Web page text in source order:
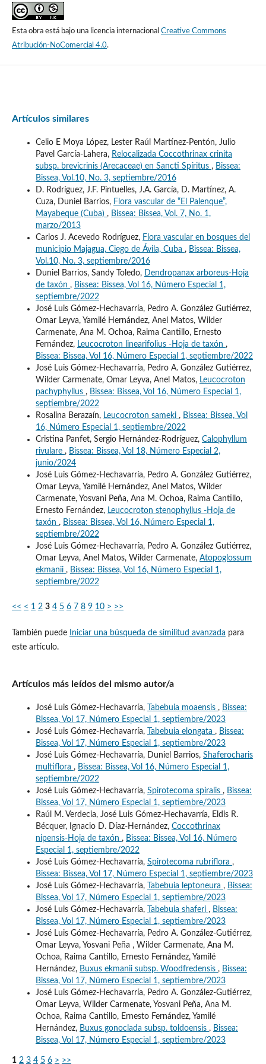
Esta obra está bajo una licencia internacional Creative Commons
Atribución-NoComercial 4.0.
Artículos similares
Celio E Moya López, Lester Raúl Martínez-Pentón, Julio
Pavel García-Lahera, Relocalizada Coccothrinax crinita
subsp. brevicrinis (Arecaceae) en Sancti Spíritus , Bissea:
Bissea, Vol.10, No. 3, septiembre/2016
D. Rodríguez, J.F. Pintuelles, J.A. García, D. Martínez, A.
Cuza, Duniel Barrios, Flora vascular de “El Palenque”,
Mayabeque (Cuba) , Bissea: Bissea, Vol. 7, No. 1,
marzo/2013
Carlos J. Acevedo Rodríguez, Flora vascular en bosques del
municipio Majagua, Ciego de Ávila, Cuba , Bissea: Bissea,
Vol.10, No. 3, septiembre/2016
Duniel Barrios, Sandy Toledo,
Dendropanax arboreus-Hoja
de taxón , Bissea: Bissea, Vol 16, Número Especial 1,
septiembre/2022
José Luis Gómez-Hechavarría, Pedro A. González Gutiérrez,
Omar Leyva, Yamilé Hernández, Anel Matos, Wilder
Carmenate, Ana M. Ochoa, Raima Cantillo, Ernesto
Fernández, Leucocroton linearifolius -Hoja de taxón ,
Bissea: Bissea, Vol 16, Número Especial 1, septiembre/2022
José Luis Gómez-Hechavarría, Pedro A. González Gutiérrez,
Wilder Carmenate, Omar Leyva, Anel Matos, Leucocroton
pachyphyllus , Bissea: Bissea, Vol 16, Número Especial 1,
septiembre/2022
Rosalina Berazaín, Leucocroton sameki , Bissea: Bissea, Vol
16, Número Especial 1, septiembre/2022
Cristina Panfet, Sergio Hernández-Rodríguez, Calophyllum
rivulare , Bissea: Bissea, Vol 18, Número Especial 2,
junio/2024
José Luis Gómez-Hechavarría, Pedro A. González Gutiérrez,
Omar Leyva, Yamilé Hernández, Anel Matos, Wilder
Carmenate, Yosvani Peña, Ana M. Ochoa, Raima Cantillo,
Ernesto Fernández, Leucocroton stenophyllus -Hoja de
taxón , Bissea: Bissea, Vol 16, Número Especial 1,
septiembre/2022
José Luis Gómez-Hechavarría, Pedro A. González Gutiérrez,
Omar Leyva, Anel Matos, Wilder Carmenate, Atopoglossum
ekmanii , Bissea: Bissea, Vol 16, Número Especial 1,
septiembre/2022
<< < 1 2 3 4 5 6 7 8 9 10 > >>
También puede Iniciar una búsqueda de similitud avanzada para
este artículo.
Artículos más leídos del mismo autor/a
José Luis Gómez-Hechavarría, Tabebuia moaensis , Bissea:
Bissea, Vol 17, Número Especial 1, septiembre/2023
José Luis Gómez-Hechavarría,
Tabebuia elongata , Bissea:
Bissea, Vol 17, Número Especial 1, septiembre/2023
José Luis Gómez-Hechavarría, Duniel Barrios, Shaferocharis
multiflora , Bissea: Bissea, Vol 16, Número Especial 1,
septiembre/2022
José Luis Gómez-Hechavarría, Spirotecoma spiralis , Bissea:
Bissea, Vol 17, Número Especial 1, septiembre/2023
Raúl M. Verdecia, José Luis Gómez-Hechavarría, Eldis R.
Bécquer, Ignacio D. Díaz-Hernández, Coccothrinax
nipensis-Hoja de taxón , Bissea: Bissea, Vol 16, Número
Especial 1, septiembre/2022
José Luis Gómez-Hechavarría, Spirotecoma rubriflora ,
Bissea: Bissea, Vol 17, Número Especial 1, septiembre/2023
José Luis Gómez-Hechavarría,
Tabebuia leptoneura , Bissea:
Bissea, Vol 17, Número Especial 1, septiembre/2023
José Luis Gómez-Hechavarría,
Tabebuia shaferi , Bissea:
Bissea, Vol 17, Número Especial 1, septiembre/2023
José Luis Gómez-Hechavarría, Pedro A. González-Gutiérrez,
Omar Leyva, Yosvani Peña , Wilder Carmenate, Ana M.
Ochoa, Raima Cantillo, Ernesto Fernández, Yamilé
Hernández, Buxus ekmanii subsp. Woodfredensis , Bissea:
Bissea, Vol 17, Número Especial 1, septiembre/2023
José Luis Gómez-Hechavarría, Pedro A. González-Gutiérrez,
Omar Leyva, Wilder Carmenate, Yosvani Peña, Ana M.
Ochoa, Raima Cantillo, Ernesto Fernández, Yamilé
Hernández, Buxus gonoclada subsp. toldoensis , Bissea:
Bissea, Vol 17, Número Especial 1, septiembre/2023
1 2 3 4 5 6 > >>